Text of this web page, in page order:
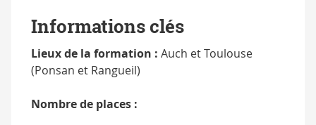
Informations clés
Lieux de la formation : Auch et Toulouse
(Ponsan et Rangueil)
Nombre de places :